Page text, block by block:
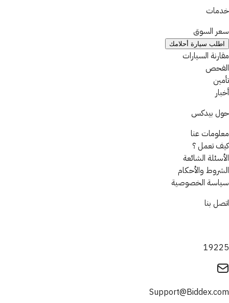
خدمات
سعر السوق
اطلب سيارة أحلامك
مقارنة السيارات
الفحص
تأمين
أخبار
حول بيدكس
معلومات عنا
كيف تعمل ؟
الأسئلة الشائعة
الشروط والأحكام
سياسة الخصوصية
اتصل بنا
19225
Support@Biddex.com